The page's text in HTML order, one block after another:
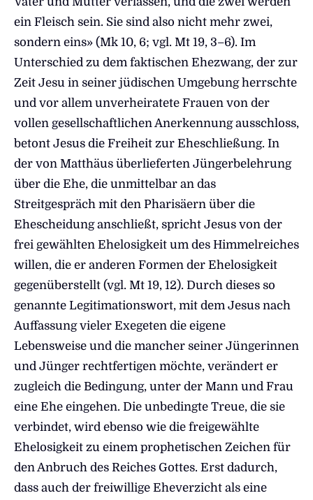
ein Fleisch sein. Sie sind also nicht mehr zwei,
sondern eins» (Mk 10, 6; vgl. Mt 19, 3–6). Im
Unterschied zu dem faktischen Ehezwang, der zur
Zeit Jesu in seiner jüdischen Umgebung herrschte
und vor allem unverheiratete Frauen von der
vollen gesellschaftlichen Anerkennung ausschloss,
betont Jesus die Freiheit zur Eheschließung. In
der von Matthäus überlieferten Jüngerbelehrung
über die Ehe, die unmittelbar an das
Streitgespräch mit den Pharisäern über die
Ehescheidung anschließt, spricht Jesus von der
frei gewählten Ehelosigkeit um des Himmelreiches
willen, die er anderen Formen der Ehelosigkeit
gegenüberstellt (vgl. Mt 19, 12). Durch dieses so
genannte Legitimationswort, mit dem Jesus nach
Auffassung vieler Exegeten die eigene
Lebensweise und die mancher seiner Jüngerinnen
und Jünger rechtfertigen möchte, verändert er
zugleich die Bedingung, unter der Mann und Frau
eine Ehe eingehen. Die unbedingte Treue, die sie
verbindet, wird ebenso wie die freigewählte
Ehelosigkeit zu einem prophetischen Zeichen für
den Anbruch des Reiches Gottes. Erst dadurch,
dass auch der freiwillige Eheverzicht als eine